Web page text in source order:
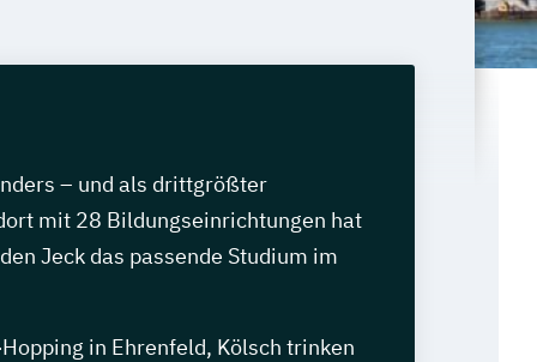
– und als drittgrößter
mit 28 Bildungseinrichtungen hat
Jeck das passende Studium im
in Ehrenfeld, Kölsch trinken